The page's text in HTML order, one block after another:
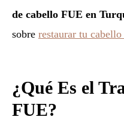
de cabello FUE en
sobre restaurar tu
¿Qué Es el
FUE?